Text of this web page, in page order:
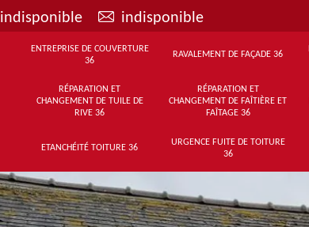
indisponible indisponible
ENTREPRISE DE COUVERTURE
36
RAVALEMENT DE FAÇADE 36
RÉPARATION ET
CHANGEMENT DE TUILE DE
RIVE 36
RÉPARATION ET
CHANGEMENT DE FAÎTIÈRE ET
FAÎTAGE 36
ETANCHÉITÉ TOITURE 36
URGENCE FUITE DE TOITURE
36